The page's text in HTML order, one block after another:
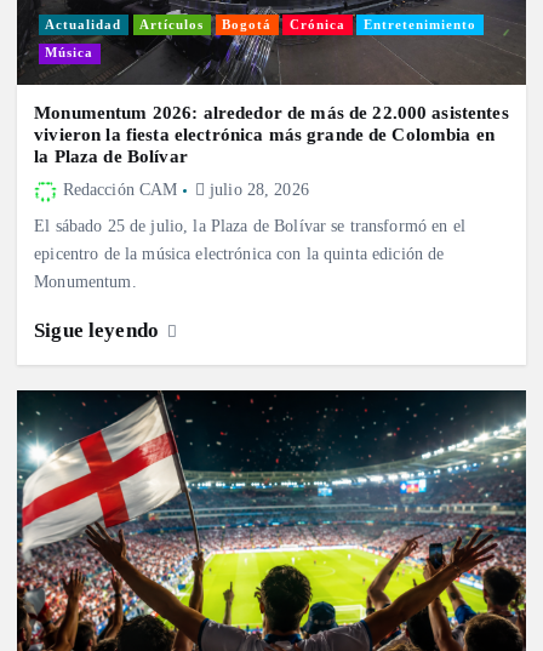
Actualidad Artículos Bogotá Crónica Entretenimiento
Música
Monumentum 2026: alrededor de más de 22.000 asistentes
vivieron la fiesta electrónica más grande de Colombia en
la Plaza de Bolívar
Redacción CAM julio 28, 2026
El sábado 25 de julio, la Plaza de Bolívar se transformó en el
epicentro de la música electrónica con la quinta edición de
Monumentum.
Sigue leyendo